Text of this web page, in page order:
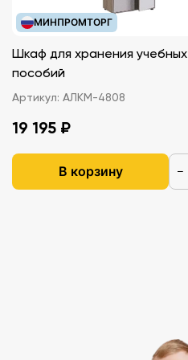
МИНПРОМТОРГ
Шкаф для хранения учебных
пособий
Артикул: АЛКМ-4808
19 195 ₽
В корзину −